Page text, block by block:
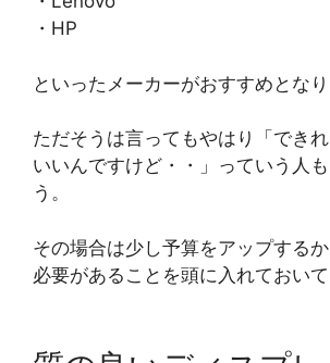
・HP
といったメーカーがおすすめとなり
ただそうは言ってもやはり「でき
いいんですけど・・」っていう人
う。
その場合は少し予算をアップする
必要があることを頭に入れておいて